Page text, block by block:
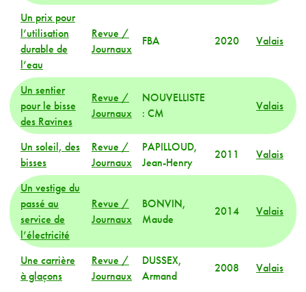
Un prix pour
l’utilisation
durable de
l’eau
Revue /
Journaux
FBA 2020 Valais
Un sentier
pour le bisse
des Ravines
Revue /
Journaux
NOUVELLISTE
: CM
Valais
Un soleil, des
bisses
Revue /
Journaux
PAPILLOUD,
Jean-Henry
2011 Valais
Un vestige du
passé au
service de
l’électricité
Revue /
Journaux
BONVIN,
Maude
2014 Valais
Une carrière
à glaçons
Revue /
Journaux
DUSSEX,
Armand
2008 Valais